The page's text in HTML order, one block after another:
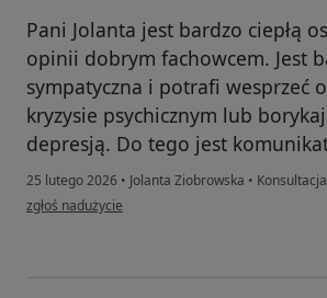
Pani Jolanta jest bardzo ciepłą
opinii dobrym fachowcem. Jest
sympatyczna i potrafi wesprzeć
kryzysie psychicznym lub
depresją. Do tego jest
25 lutego 2026 • Jolanta Ziobrowska •
w opinii użytkownika MK
zgłoś nadużycie